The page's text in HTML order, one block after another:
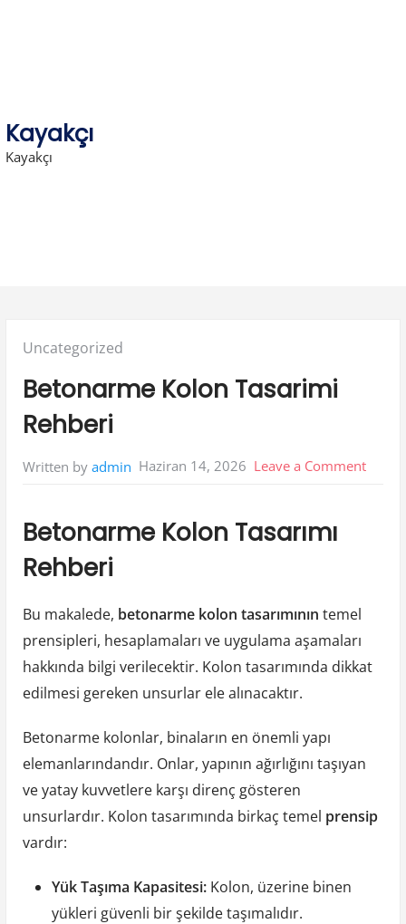
Kayakçı
Kayakçı
Posted
Uncategorized
Betonarme Kolon Tasarimi
Rehberi
Written by admin Haziran 14, 2026 Leave a Commenton
Betonarme Kolon Tasarımı
Rehberi
Bu makalede, betonarme kolon tasarımının temel
prensipleri, hesaplamaları ve uygulama aşamaları
hakkında bilgi verilecektir. Kolon tasarımında dikkat
edilmesi gereken unsurlar ele alınacaktır.
Betonarme kolonlar, binaların en önemli yapı
elemanlarındandır. Onlar, yapının ağırlığını taşıyan
ve yatay kuvvetlere karşı direnç gösteren
unsurlardır. Kolon tasarımında birkaç temel prensip
vardır:
Yük Taşıma Kapasitesi:Kolon, üzerine binen
yükleri güvenli bir şekilde taşımalıdır.